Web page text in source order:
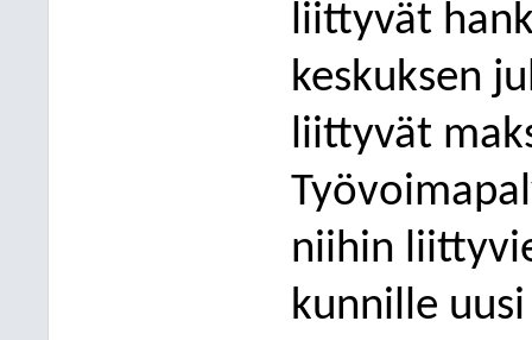
liittyvät
keskuksen
liittyvät
niihin
kunnille